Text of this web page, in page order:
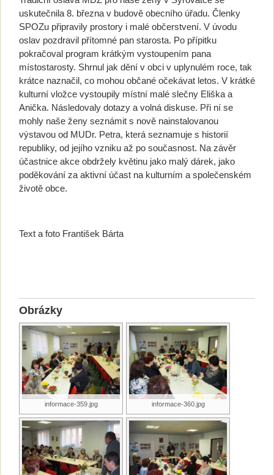
uskutečnila 8. března v budově obecního úřadu. Členky
SPOZu připravily prostory i malé občerstvení. V úvodu
oslav pozdravil přítomné pan starosta. Po přípitku
pokračoval program krátkým vystoupením pana
místostarosty. Shrnul jak dění v obci v uplynulém roce, tak
krátce naznačil, co mohou občané očekávat letos. V krátké
kulturní vložce vystoupily místní malé slečny Eliška a
Anička. Následovaly dotazy a volná diskuse. Při ní se
mohly naše ženy seznámit s nově nainstalovanou
výstavou od MUDr. Petra, která seznamuje s historií
republiky, od jejího vzniku až po současnost. Na závěr
účastnice akce obdržely květinu jako malý dárek, jako
poděkování za aktivní účast na kulturním a společenském
životě obce.
Text a foto František Bárta
Obrázky
informace-359.jpg informace-360.jpg